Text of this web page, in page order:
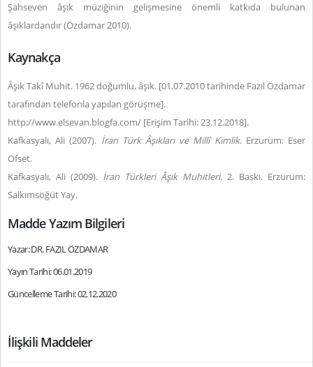
Şahseven âşık müziğinin gelişmesine önemli katkıda bulunan
âşıklardandır (Özdamar 2010).
Kaynakça
Âşık Takî Muhit. 1962 doğumlu, âşık. [01.07.2010 tarihinde Fazıl Özdamar
tarafından telefonla yapılan görüşme].
http://www.elsevan.blogfa.com/ [Erişim Tarihi: 23.12.2018].
Kafkasyalı, Ali (2007). İran Türk Âşıkları ve Millî Kimlik. Erzurum: Eser
Ofset.
Kafkasyalı, Ali (2009). İran Türkleri Âşık Muhitleri. 2. Baskı. Erzurum:
Salkımsöğüt Yay.
Madde Yazım Bilgileri
Yazar: DR. FAZIL ÖZDAMAR
Yayın Tarihi: 06.01.2019
Güncelleme Tarihi: 02.12.2020
İlişkili Maddeler